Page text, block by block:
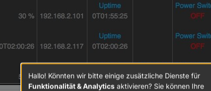
Hallo! Könnten wir bitte einige zusätzliche Dienste für
Funktionalität & Analytics aktivieren? Sie können Ihre